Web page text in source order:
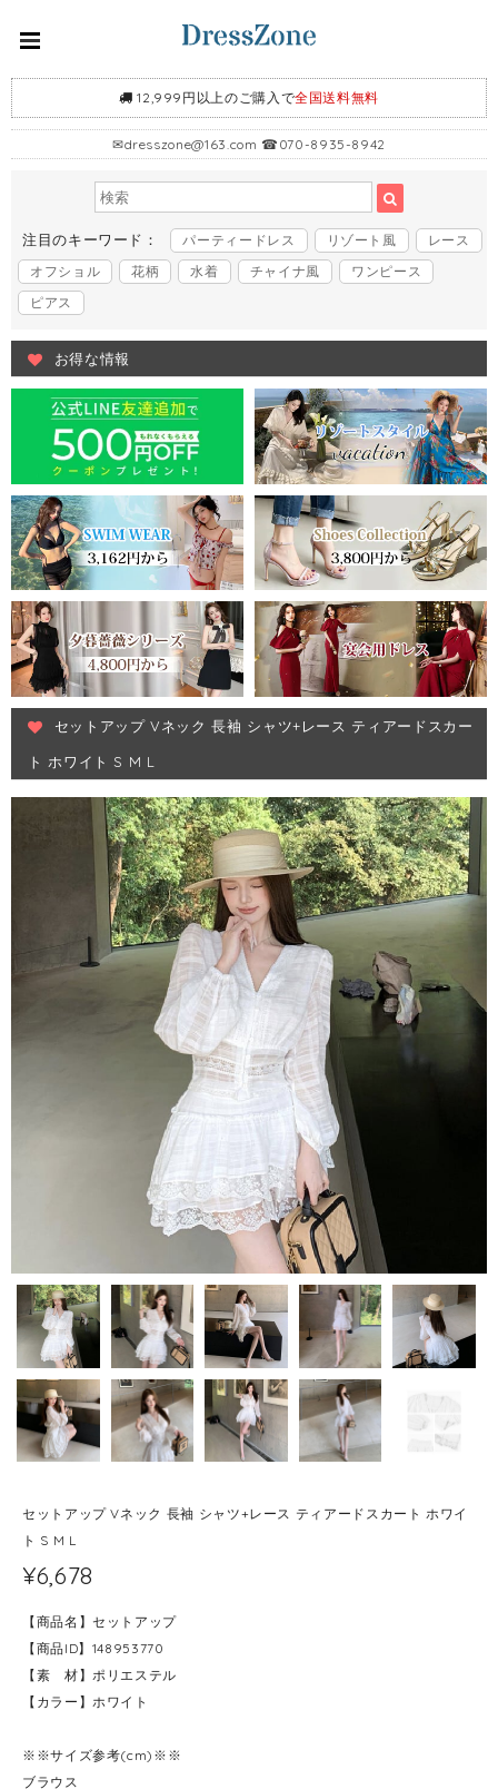
12,999円以上のご購入で全国送料無料
✉dresszone@163.com ☎070-8935-8942
注目のキーワード： パーティードレス リゾート風
レース
オフショル
花柄 水着 チャイナ風
ワンピース
ピアス
お得な情報
セットアップ Vネック 長袖 シャツ+レース ティアードスカー
ト ホワイト S M L
セットアップ Vネック 長袖 シャツ+レース ティアードスカート ホワイ
ト S M L
¥6,678
【商品名】セットアップ
【商品ID】148953770
【素 材】ポリエステル
【カラー】ホワイト
※※サイズ参考(cm)※※
ブラウス